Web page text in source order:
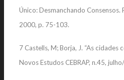
Único: Desmanchando Consensos.
2000, p. 75-103.
7 Castells, M; Borja, J. “As cidades
Novos Estudos CEBRAP, n.45,